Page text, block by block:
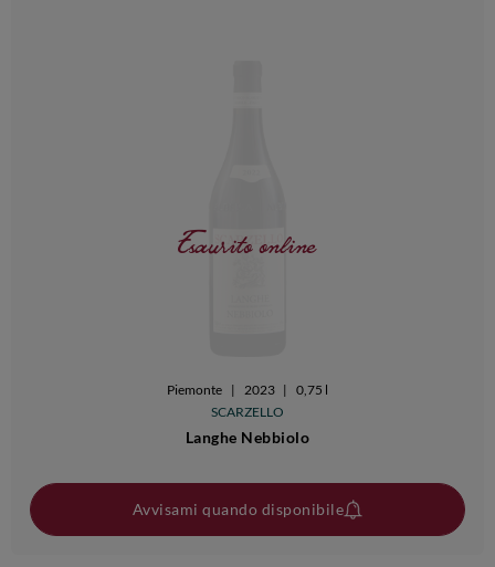
Esaurito online
Piemonte | 2023 | 0,75 l
SCARZELLO
Langhe Nebbiolo
Avvisami quando disponibile